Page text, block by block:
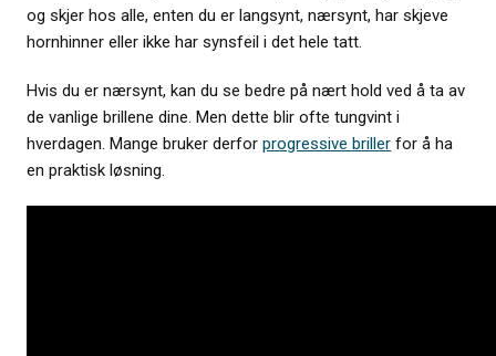
og skjer hos alle, enten du er langsynt, nærsynt, har skjeve
hornhinner eller ikke har synsfeil i det hele tatt.
Hvis du er nærsynt, kan du se bedre på nært hold ved å ta av
de vanlige brillene dine. Men dette blir ofte tungvint i
hverdagen. Mange bruker derforprogressive briller for å ha
en praktisk løsning.